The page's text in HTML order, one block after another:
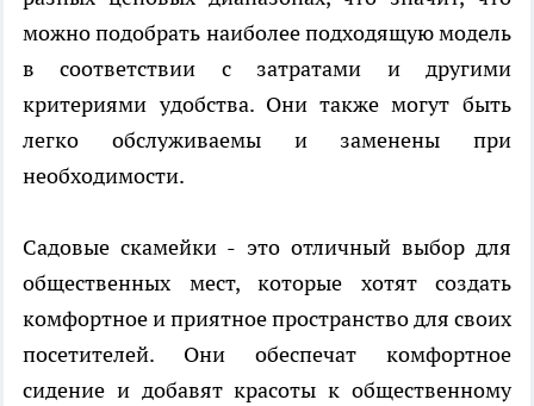
можно подобрать наиболее подходящую модель
в соответствии с затратами и другими
критериями удобства. Они также могут быть
легко обслуживаемы и заменены при
необходимости.
Садовые скамейки - это отличный выбор для
общественных мест, которые хотят создать
комфортное и приятное пространство для своих
посетителей. Они обеспечат комфортное
сидение и добавят красоты к общественному